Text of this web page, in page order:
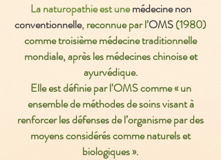
La naturopathie est unemédecine non
conventionnelle,reconnue par l’OMS(1980)
comme troisième médecine traditionnelle
mondiale, après les médecines chinoise et
ayurvédique.
Elle est définie par l’OMS comme « un
ensemble de méthodes de soins visant à
renforcer les défenses de l’organisme par des
moyens considérés comme naturels et
biologiques ».